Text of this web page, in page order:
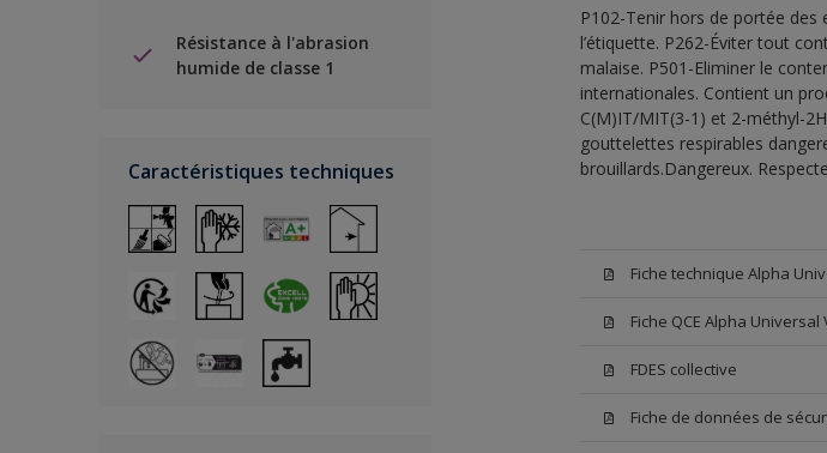
Résistance à l'abrasion
humide de classe 1
Caractéristiques techniques
P102-Tenir hors de portée des
l’étiquette. P262-Éviter tout
malaise. P501-Eliminer le
internationales. Contient un
C(M)IT/MIT(3-1) et 2-méthyl-
gouttelettes respirables
brouillards.Dangereux.
Fiche technique Alpha
Fiche QCE Alpha Universal
FDES collective
Fiche de données de